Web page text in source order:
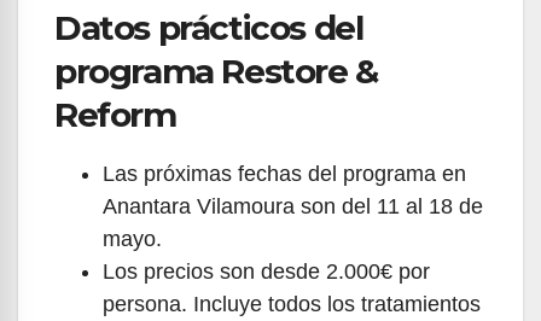
Datos prácticos del
programa Restore &
Reform
Las próximas fechas del programa en
Anantara Vilamoura son del 11 al 18 de
mayo.
Los precios son desde 2.000€ por
persona. Incluye todos los tratamientos